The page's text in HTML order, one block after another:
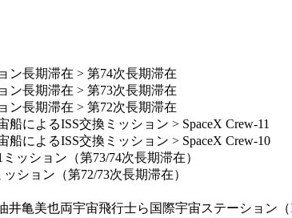
ン長期滞在 > 第74次長期滞在
ン長期滞在 > 第73次長期滞在
ン長期滞在 > 第72次長期滞在
によるISS交換ミッション > SpaceX Crew-11
によるISS交換ミッション > SpaceX Crew-10
ッション（第73/74次長期滞在）
ション（第72/73次長期滞在）
亀美也両宇宙飛行士ら国際宇宙ステーション